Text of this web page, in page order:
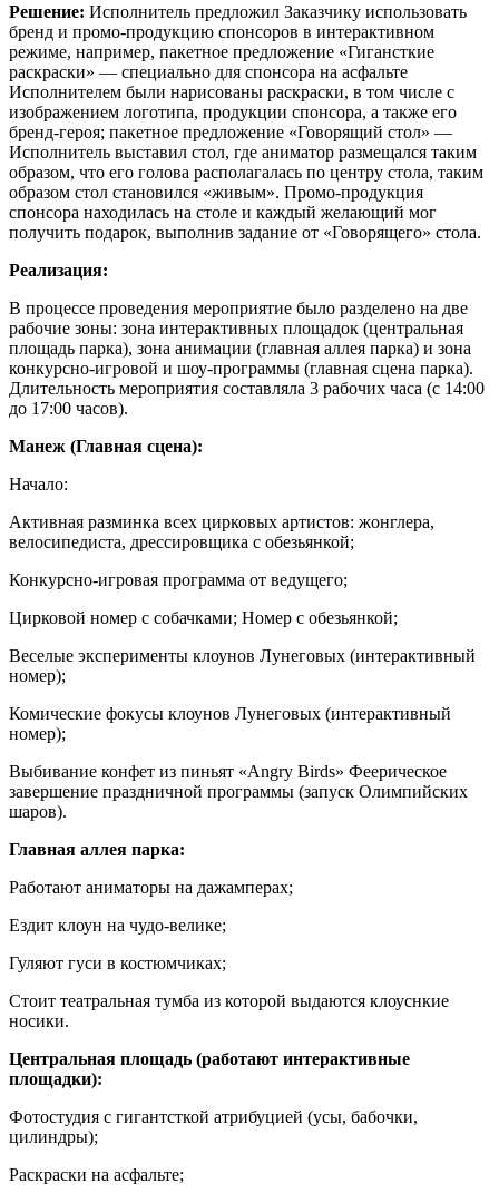
Решение: Исполнитель предложил Заказчику использовать
бренд и промо-продукцию спонсоров в интерактивном
режиме, например, пакетное предложение «Гигансткие
раскраски» — специально для спонсора на асфальте
Исполнителем были нарисованы раскраски, в том числе с
изображением логотипа, продукции спонсора, а также его
бренд-героя; пакетное предложение «Говорящий стол» —
Исполнитель выставил стол, где аниматор размещался таким
образом, что его голова располагалась по центру стола, таким
образом стол становился «живым». Промо-продукция
спонсора находилась на столе и каждый желающий мог
получить подарок, выполнив задание от «Говорящего» стола.
Реализация:
В процессе проведения мероприятие было разделено на две
рабочие зоны: зона интерактивных площадок (центральная
площадь парка), зона анимации (главная аллея парка) и зона
конкурсно-игровой и шоу-программы (главная сцена парка).
Длительность мероприятия составляла 3 рабочих часа (с 14:00
до 17:00 часов).
Манеж (Главная сцена):
Начало:
Активная разминка всех цирковых артистов: жонглера,
велосипедиста, дрессировщика с обезьянкой;
Конкурсно-игровая программа от ведущего;
Цирковой номер с собачками; Номер с обезьянкой;
Веселые эксперименты клоунов Лунеговых (интерактивный
номер);
Комические фокусы клоунов Лунеговых (интерактивный
номер);
Выбивание конфет из пиньят «Angry Birds» Феерическое
завершение праздничной программы (запуск Олимпийских
шаров).
Главная аллея парка:
Работают аниматоры на дажамперах;
Ездит клоун на чудо-велике;
Гуляют гуси в костюмчиках;
Стоит театральная тумба из которой выдаются клоуснкие
носики.
Центральная площадь (работают интерактивные
площадки):
Фотостудия с гигантсткой атрибуцией (усы, бабочки,
цилиндры);
Раскраски на асфальте;